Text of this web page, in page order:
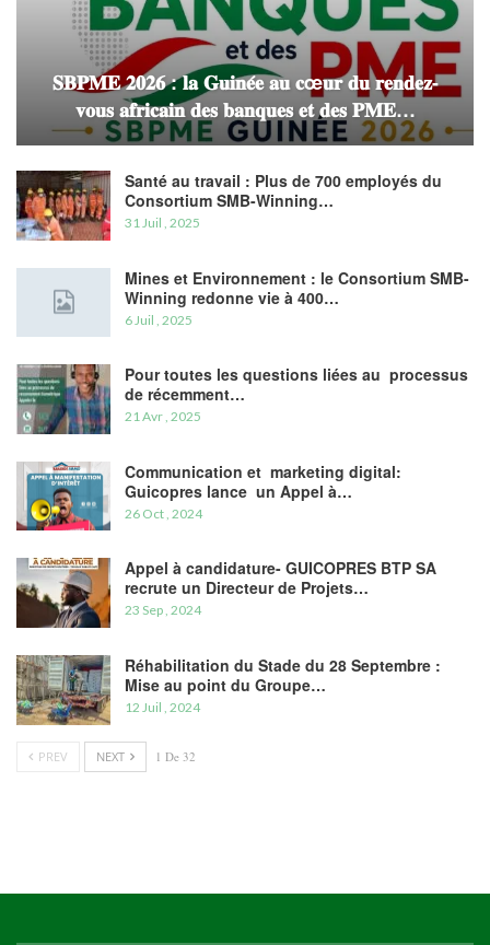
𝐒𝐁𝐏𝐌𝐄 𝟐𝟎𝟐𝟔 : 𝐥𝐚 𝐆𝐮𝐢𝐧𝐞́𝐞 𝐚𝐮 𝐜œ𝐮𝐫 𝐝𝐮 𝐫𝐞𝐧𝐝𝐞𝐳-
𝐯𝐨𝐮𝐬 𝐚𝐟𝐫𝐢𝐜𝐚𝐢𝐧 𝐝𝐞𝐬 𝐛𝐚𝐧𝐪𝐮𝐞𝐬 𝐞𝐭 𝐝𝐞𝐬 𝐏𝐌𝐄…
Santé au travail : Plus de 700 employés du
Consortium SMB-Winning…
31 Juil , 2025
Mines et Environnement : le Consortium SMB-
Winning redonne vie à 400…
6 Juil , 2025
Pour toutes les questions liées au processus
de récemment…
21 Avr , 2025
Communication et marketing digital:
Guicopres lance un Appel à…
26 Oct , 2024
Appel à candidature- GUICOPRES BTP SA
recrute un Directeur de Projets…
23 Sep , 2024
Réhabilitation du Stade du 28 Septembre :
Mise au point du Groupe…
12 Juil , 2024
PREV NEXT 1 De 32